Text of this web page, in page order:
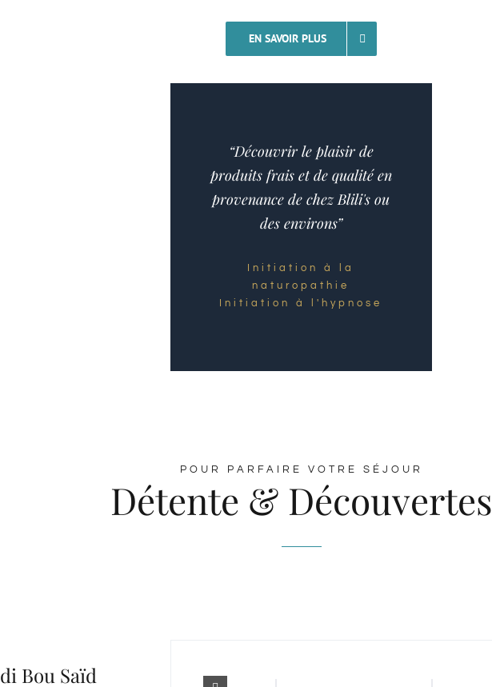
EN SAVOIR PLUS
“Découvrir le plaisir de
produits frais et de qualité en
provenance de chez Blili's ou
des environs”
Initiation à la
naturopathie
Initiation à l'hypnose
POUR PARFAIRE VOTRE SÉJOUR
Détente & Découvertes
Bou Saïd